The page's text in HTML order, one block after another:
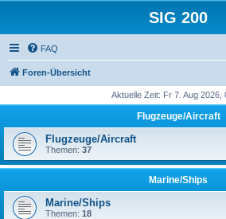
SIG 200
FAQ
Foren-Übersicht
Aktuelle Zeit: Fr 7. Aug 2026,
Flugzeuge/Aircraft
Flugzeuge/Aircraft
Themen: 37
Marine/Ships
Marine/Ships
Themen: 18